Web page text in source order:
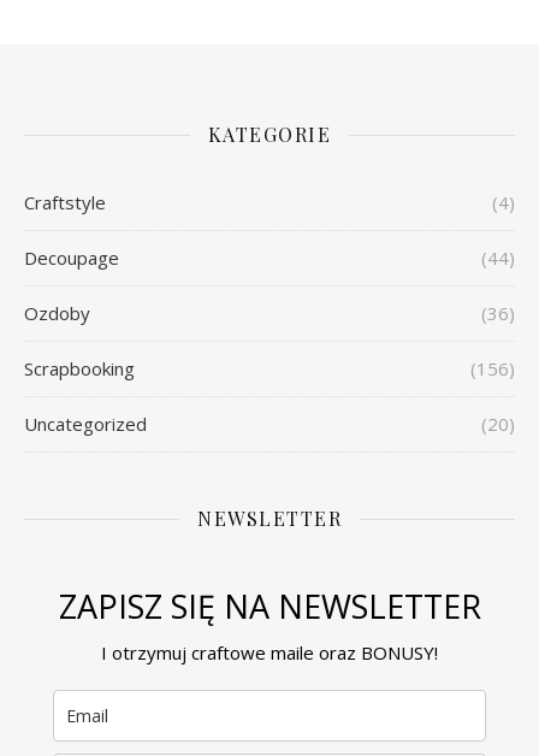
KATEGORIE
Craftstyle (4)
Decoupage (44)
Ozdoby (36)
Scrapbooking (156)
Uncategorized (20)
NEWSLETTER
ZAPISZ SIĘ NA NEWSLETTER
I otrzymuj craftowe maile oraz BONUSY!